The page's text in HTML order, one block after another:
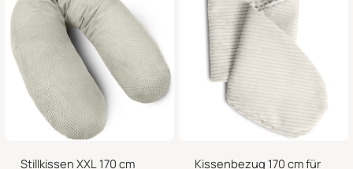
Stillkissen XXL 170 cm
Kissenbezug 170 cm für